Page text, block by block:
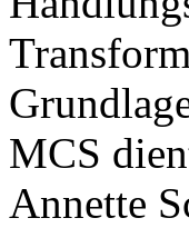
MCS
Annette